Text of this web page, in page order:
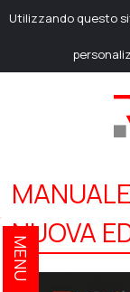
Utilizzando questo
NUOVA
MENU